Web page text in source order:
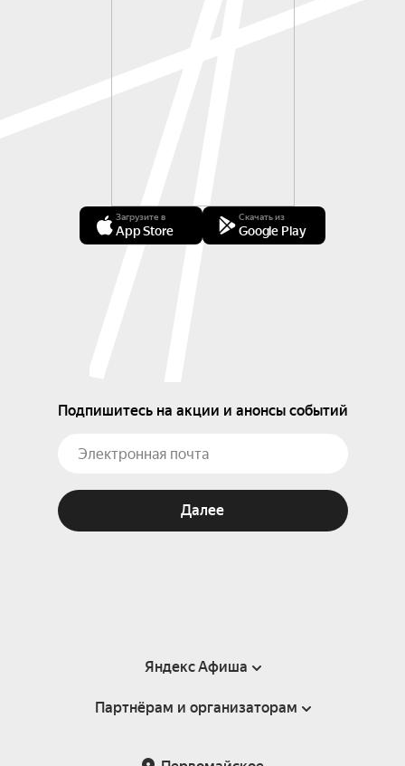
Загрузите в
App Store
Скачать из
Google Play
Подпишитесь на акции и анонсы событий
Далее
Яндекс Афиша
Справка
Партнёрам и организаторам